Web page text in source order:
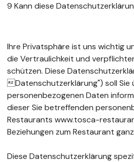
9 Kann diese
Ihre Privatsphäre ist uns wichtig
die Vertraulichkeit und
schützen. Diese
Datenschutzerklärung") soll Sie
personenbezogenen Daten
dieser Sie betreffenden
Restaurants www.tosca-
Beziehungen zum Restaurant
Diese Datenschutzerklärung